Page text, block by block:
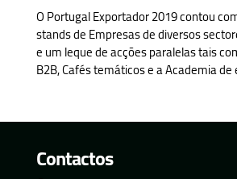
O Portugal Exportador 2019 contou
stands de Empresas de diversos
e um leque de acções paralelas tais
B2B, Cafés temáticos e a Academia
Contactos